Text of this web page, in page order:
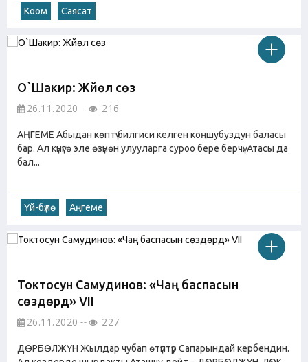
Коом Саясат
О`Шакир: Жүйөлүү сөз
26.11.2020 216
АҢГЕМЕ Абыдан көптү билгиси келген коңшубуздун баласы
бар. Ал күнүгө эле өзүнөн улууларга суроо бере берчү. Атасы да
бал...
Үй-бүлө Аңгеме
Токтосун Самудинов: «Чаң баспасын
сѳздѳрдү» VII
26.11.2020 227
ДѲРБѲЛЖҮН Жылдар чубап ѳтүптүр Сапарындай кербендин.